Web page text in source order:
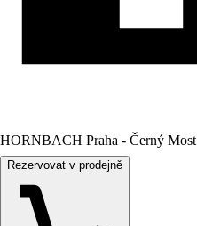
HORNBACH Praha - Černý Most
Rezervovat v prodejně